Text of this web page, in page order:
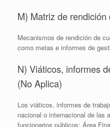
M) Matriz de rendición
Mecanismos de rendición de
como metas e informes de
N) Viáticos, informes
(No Aplica)
Los viáticos, informes de
nacional o internacional de las
funcionarios públicos; Área